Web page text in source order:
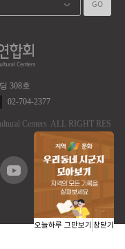
308호
02-704-2377
Centers. ALL RIGHT RES
GO
오늘하루 그만보기 창닫기